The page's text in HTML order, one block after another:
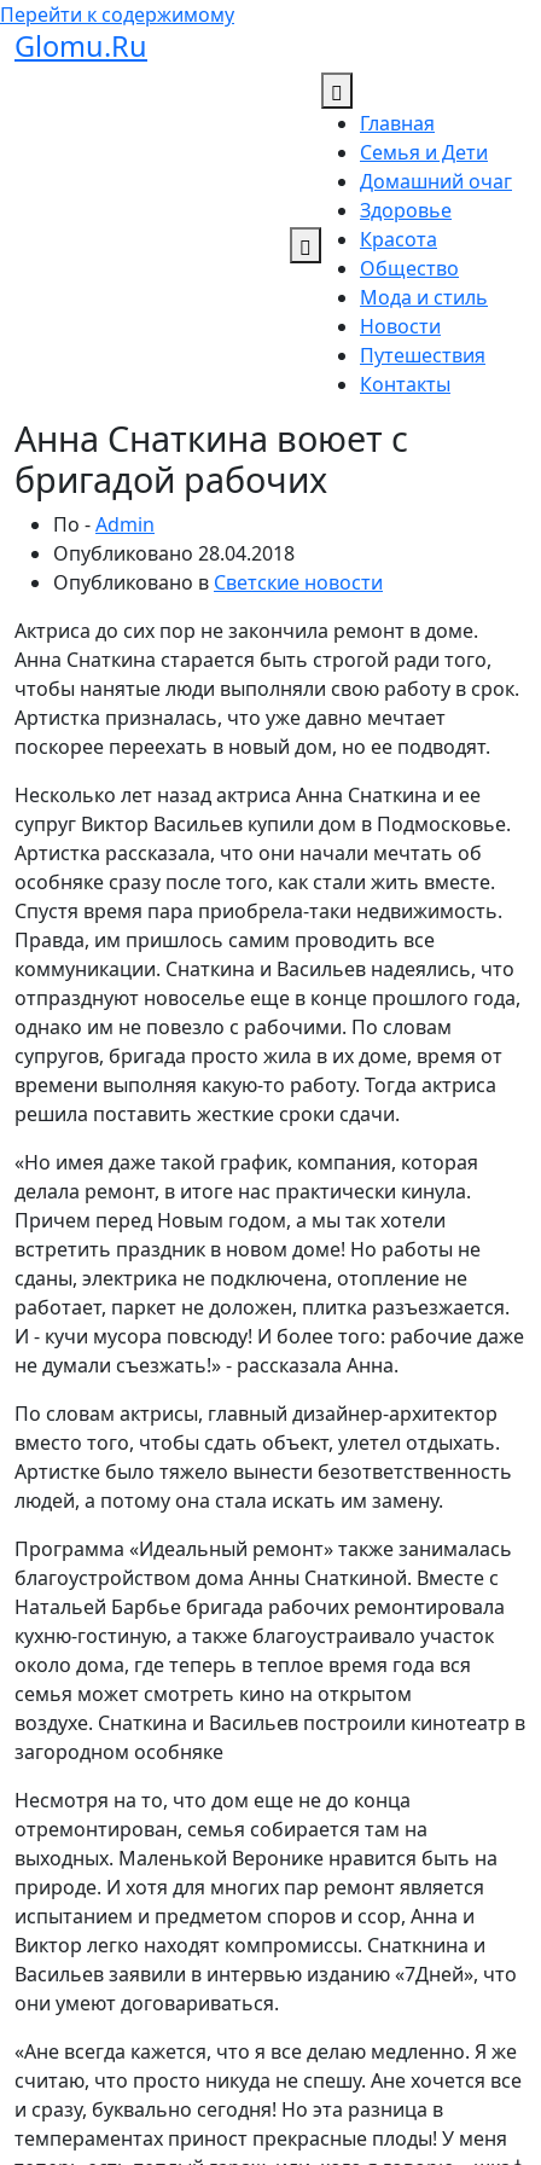
Перейти к содержимому
Glomu.Ru
Главная
Семья и Дети
Домашний очаг
Здоровье
Красота
Общество
Мода и стиль
Новости
Путешествия
Контакты
Анна Снаткина воюет с
бригадой рабочих
По -Admin
Опубликовано 28.04.2018
Опубликовано в Светские новости
Актриса до сих пор не закончила ремонт в доме.
Анна Снаткина старается быть строгой ради того,
чтобы нанятые люди выполняли свою работу в срок.
Артистка призналась, что уже давно мечтает
поскорее переехать в новый дом, но ее подводят.
Несколько лет назад актриса Анна Снаткина и ее
супруг Виктор Васильев купили дом в Подмосковье.
Артистка рассказала, что они начали мечтать об
особняке сразу после того, как стали жить вместе.
Спустя время пара приобрела-таки недвижимость.
Правда, им пришлось самим проводить все
коммуникации. Снаткина и Васильев надеялись, что
отпразднуют новоселье еще в конце прошлого года,
однако им не повезло с рабочими. По словам
супругов, бригада просто жила в их доме, время от
времени выполняя какую-то работу. Тогда актриса
решила поставить жесткие сроки сдачи.
«Но имея даже такой график, компания, которая
делала ремонт, в итоге нас практически кинула.
Причем перед Новым годом, а мы так хотели
встретить праздник в новом доме! Но работы не
сданы, электрика не подключена, отопление не
работает, паркет не доложен, плитка разъезжается.
И - кучи мусора повсюду! И более того: рабочие даже
не думали съезжать!» - рассказала Анна.
По словам актрисы, главный дизайнер-архитектор
вместо того, чтобы сдать объект, улетел отдыхать.
Артистке было тяжело вынести безответственность
людей, а потому она стала искать им замену.
Программа «Идеальный ремонт» также занималась
благоустройством дома Анны Снаткиной. Вместе с
Натальей Барбье бригада рабочих ремонтировала
кухню-гостиную, а также благоустраивало участок
около дома, где теперь в теплое время года вся
семья может смотреть кино на открытом
воздухе. Снаткина и Васильев построили кинотеатр в
загородном особняке
Несмотря на то, что дом еще не до конца
отремонтирован, семья собирается там на
выходных. Маленькой Веронике нравится быть на
природе. И хотя для многих пар ремонт является
испытанием и предметом споров и ссор, Анна и
Виктор легко находят компромиссы. Снаткнина и
Васильев заявили в интервью изданию «7Дней», что
они умеют договариваться.
«Ане всегда кажется, что я все делаю медленно. Я же
считаю, что просто никуда не спешу. Ане хочется все
и сразу, буквально сегодня! Но эта разница в
темпераментах приност прекрасные плоды! У меня